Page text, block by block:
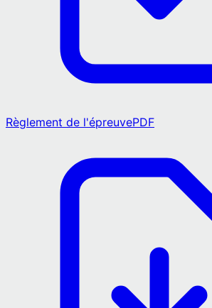
Règlement de l'épreuvePDF